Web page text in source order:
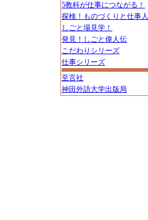
5教科が仕事につながる！
探検！ものづくりと仕事人
しごと場見学！
発見！しごと偉人伝
こだわりシリーズ
仕事シリーズ
至言社
神田外語大学出版局